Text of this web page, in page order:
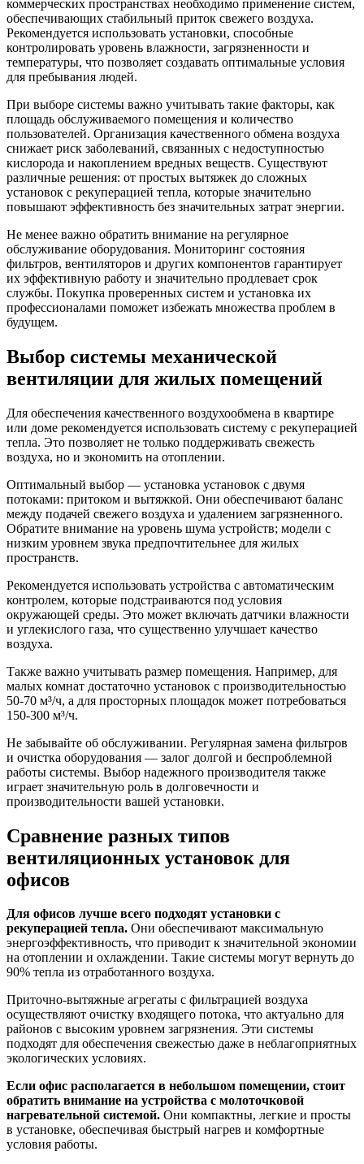
коммерческих пространствах необходимо применение систем,
обеспечивающих стабильный приток свежего воздуха.
Рекомендуется использовать установки, способные
контролировать уровень влажности, загрязненности и
температуры, что позволяет создавать оптимальные условия
для пребывания людей.
При выборе системы важно учитывать такие факторы, как
площадь обслуживаемого помещения и количество
пользователей. Организация качественного обмена воздуха
снижает риск заболеваний, связанных с недоступностью
кислорода и накоплением вредных веществ. Существуют
различные решения: от простых вытяжек до сложных
установок с рекуперацией тепла, которые значительно
повышают эффективность без значительных затрат энергии.
Не менее важно обратить внимание на регулярное
обслуживание оборудования. Мониторинг состояния
фильтров, вентиляторов и других компонентов гарантирует
их эффективную работу и значительно продлевает срок
службы. Покупка проверенных систем и установка их
профессионалами поможет избежать множества проблем в
будущем.
Выбор системы механической
вентиляции для жилых помещений
Для обеспечения качественного воздухообмена в квартире
или доме рекомендуется использовать систему с рекуперацией
тепла. Это позволяет не только поддерживать свежесть
воздуха, но и экономить на отоплении.
Оптимальный выбор — установка установок с двумя
потоками: притоком и вытяжкой. Они обеспечивают баланс
между подачей свежего воздуха и удалением загрязненного.
Обратите внимание на уровень шума устройств; модели с
низким уровнем звука предпочтительнее для жилых
пространств.
Рекомендуется использовать устройства с автоматическим
контролем, которые подстраиваются под условия
окружающей среды. Это может включать датчики влажности
и углекислого газа, что существенно улучшает качество
воздуха.
Также важно учитывать размер помещения. Например, для
малых комнат достаточно установок с производительностью
50-70 м³/ч, а для просторных площадок может потребоваться
150-300 м³/ч.
Не забывайте об обслуживании. Регулярная замена фильтров
и очистка оборудования — залог долгой и беспроблемной
работы системы. Выбор надежного производителя также
играет значительную роль в долговечности и
производительности вашей установки.
Сравнение разных типов
вентиляционных установок для
офисов
Для офисов лучше всего подходят установки с
рекуперацией тепла. Они обеспечивают максимальную
энергоэффективность, что приводит к значительной экономии
на отоплении и охлаждении. Такие системы могут вернуть до
90% тепла из отработанного воздуха.
Приточно-вытяжные агрегаты с фильтрацией воздуха
осуществляют очистку входящего потока, что актуально для
районов с высоким уровнем загрязнения. Эти системы
подходят для обеспечения свежестью даже в неблагоприятных
экологических условиях.
Если офис располагается в небольшом помещении, стоит
обратить внимание на устройства с молоточковой
нагревательной системой. Они компактны, легкие и просты
в установке, обеспечивая быстрый нагрев и комфортные
условия работы.